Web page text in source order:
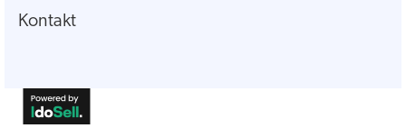
Kontakt